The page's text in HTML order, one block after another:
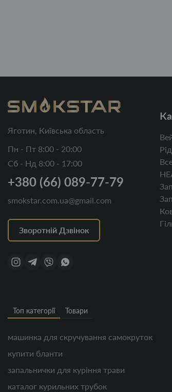
Яготин, Київська область
Пн - Пт 8:00 - 20:00
Сб - Нд 8:00 - 17:00
+380 (66) 089-77-79
smokstar.com.ua@gmail.com
Зворотній Дзвінок
Топ категорії Товари
машинка для скручування самокруток
купити бланти
запальнички для куріння трави
каталог курильних трубок